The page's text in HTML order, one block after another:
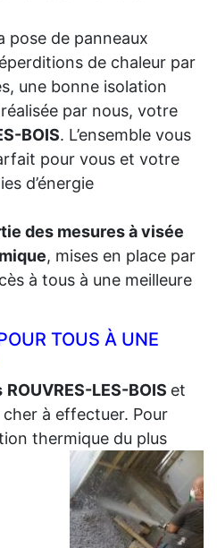
pose de panneaux
de chaleur par
une bonne isolation
par nous, votre
BOIS. L’ensemble vous
pour vous et votre
d’énergie
des mesures à visée
, mises en place par
à tous à une meilleure
TOUS À UNE
ROUVRES-LES-BOIS et
à effectuer. Pour
thermique du plus